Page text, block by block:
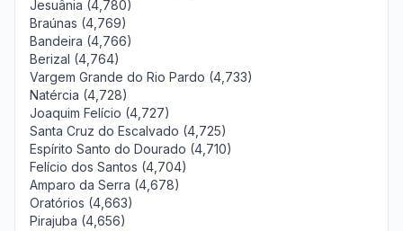
Jesuânia (4,780)
Braúnas (4,769)
Bandeira (4,766)
Berizal (4,764)
Vargem Grande do Rio Pardo (4,733)
Natércia (4,728)
Joaquim Felício (4,727)
Santa Cruz do Escalvado (4,725)
Espírito Santo do Dourado (4,710)
Felício dos Santos (4,704)
Amparo da Serra (4,678)
Oratórios (4,663)
Pirajuba (4,656)